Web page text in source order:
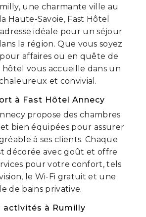
une charmante ville au
Haute-Savoie, Fast Hôtel
idéale pour un séjour
la région. Que vous soyez
affaires ou en quête de
vous accueille dans un
et convivial.
à Fast Hôtel Annecy
propose des chambres
bien équipées pour assurer
à ses clients. Chaque
décorée avec goût et offre
pour votre confort, tels
le Wi-Fi gratuit et une
de bains privative.
activités à Rumilly